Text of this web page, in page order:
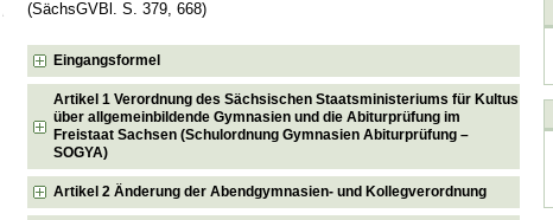
(SächsGVBl. S. 379, 668)
Eingangsformel
Artikel 1 Verordnung des Sächsischen Staatsministeriums für Kultus
über allgemeinbildende Gymnasien und die Abiturprüfung im
Freistaat Sachsen (Schulordnung Gymnasien Abiturprüfung –
SOGYA)
Artikel 2 Änderung der Abendgymnasien- und Kollegverordnung